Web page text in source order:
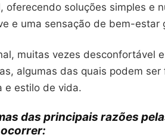
oferecendo soluções simples e
e uma sensação de bem-estar
muitas vezes desconfortável
algumas das quais podem
e estilo de vida.
das principais razões